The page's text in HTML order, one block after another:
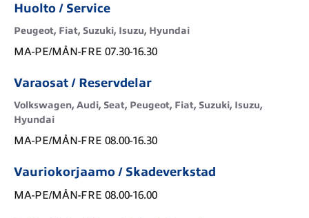
Huolto / Service
Peugeot, Fiat, Suzuki, Isuzu, Hyundai
MA-PE/MÅN-FRE 07.30-16.30
Varaosat / Reservdelar
Volkswagen, Audi, Seat, Peugeot, Fiat, Suzuki, Isuzu,
Hyundai
MA-PE/MÅN-FRE 08.00-16.30
Vauriokorjaamo / Skadeverkstad
MA-PE/MÅN-FRE 08.00-16.00